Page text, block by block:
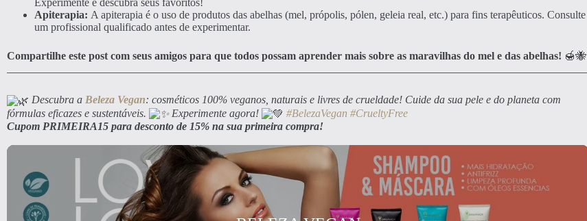
Experimente e descubra seus favoritos!
Apiterapia: A apiterapia é o uso de produtos das abelhas (mel, própolis, pólen, geleia real, etc.) para fins terapêuticos. Consulte
um profissional qualificado antes de experimentar.
Compartilhe este post com seus amigos para que todos possam aprender mais sobre as maravilhas do mel e das abelhas! 🍯🐝
Descubra a Beleza Vegan: cosméticos 100% veganos, naturais e livres de crueldade! Cuide da sua pele e do planeta com
fórmulas eficazes e sustentáveis.
Experimente agora! #BelezaVegan #CrueltyFree
Cupom PRIMEIRA15 para desconto de 15% na sua primeira compra!